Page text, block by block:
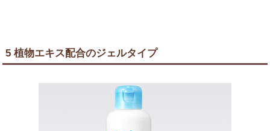
5 植物エキス配合のジェルタイプ